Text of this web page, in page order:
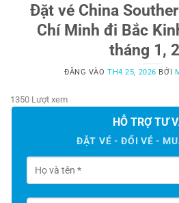
Đặt vé China
Chí Minh đi Bắc
tháng 1,
ĐĂNG VÀOTH4 25, 2026 BỞI
1350 Lượt xem
HỖ TRỢ TƯ
ĐẶT VÉ - ĐỔI VÉ -